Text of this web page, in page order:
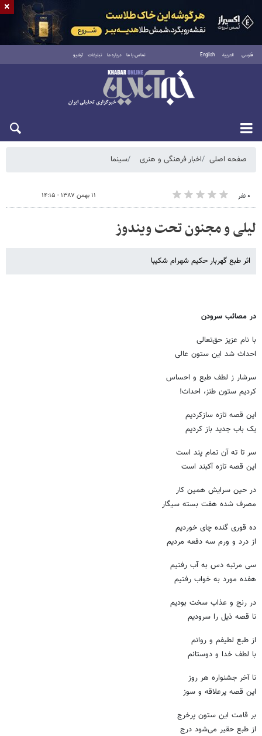
فارسی العربية English تماس با ما درباره ما تبلیغات آرشیو
جمعه ۱۶ مرداد ۱۴۰۵
صفحه اصلی اخبار فرهنگی و هنری سینما
۰ نفر ۱۱ بهمن ۱۳۸۷ - ۱۴:۱۵
لیلی و مجنون تحت ویندوز
اثر طبع گهربار حکیم شهرام شکیبا
در مصائب سرودن
با نام عزیز حق‌تعالی
احداث شد این ستون عالی
سرشار ز لطف طبع و احساس
کردیم ستون طنز، احداث!
این قصه تازه سازکردیم
یک باب جدید باز کردیم
سر تا ته آن تمام پند است
این قصه تازه آکبند است
در حین سرایش همین کار
مصرف شده هفت بسته سیگار
ده قوری گنده چای خوردیم
از درد و ورم سه دفعه مردیم
سی مرتبه دس به آب رفتیم
هفده مورد به خواب رفتیم
در رنج و عذاب سخت بودیم
تا قصه ذیل را سرودیم
از طبع لطیفم و روانم
با لطف خدا و دوستانم
تا آخر جشنواره هر روز
این قصه پرعلاقه و سوز
بر قامت این ستون پرخرج
از طبع حقیر می‌شود درج
×